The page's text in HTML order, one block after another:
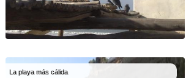
La playa más cálida